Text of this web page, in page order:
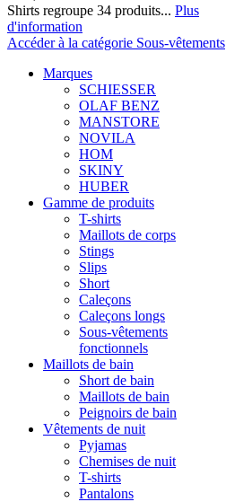
Shirts regroupe 34 produits... Plus
d'information
Accéder à la catégorie Sous-vêtements
Marques
SCHIESSER
OLAF BENZ
MANSTORE
NOVILA
HOM
SKINY
HUBER
Gamme de produits
T-shirts
Maillots de corps
Stings
Slips
Short
Caleçons
Caleçons longs
Sous-vêtements
fonctionnels
Maillots de bain
Short de bain
Maillots de bain
Peignoirs de bain
Vêtements de nuit
Pyjamas
Chemises de nuit
T-shirts
Pantalons